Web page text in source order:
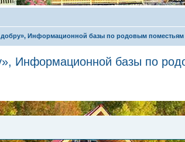
Информационной базы по родовым поместьям
Информационной базы по